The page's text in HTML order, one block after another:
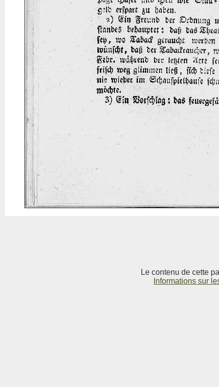
Le contenu de cette
Informations sur